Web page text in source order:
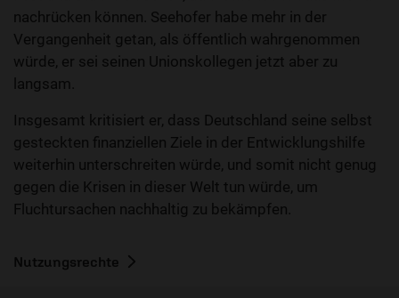
nachrücken können. Seehofer habe mehr in der
Vergangenheit getan, als öffentlich wahrgenommen
würde, er sei seinen Unionskollegen jetzt aber zu
langsam.
Insgesamt kritisiert er, dass Deutschland seine selbst
gesteckten finanziellen Ziele in der Entwicklungshilfe
weiterhin unterschreiten würde, und somit nicht genug
gegen die Krisen in dieser Welt tun würde, um
Fluchtursachen nachhaltig zu bekämpfen.
Nutzungsrechte